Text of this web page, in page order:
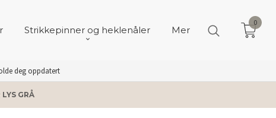
deg oppdatert
Strikkepinner og heklenåler Mer
0
GRÅ